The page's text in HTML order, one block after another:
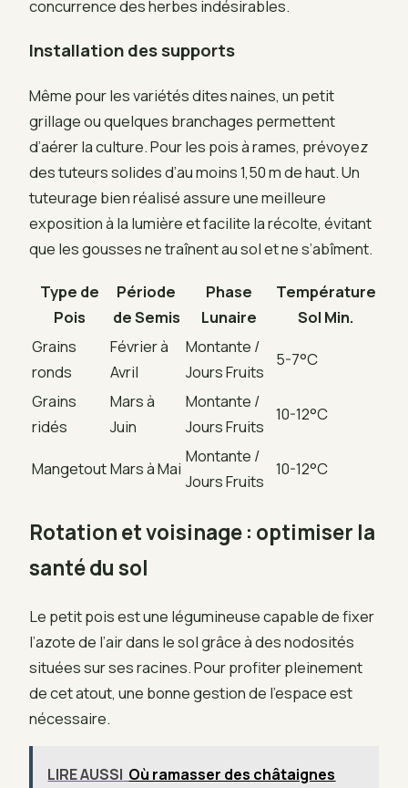
concurrence des herbes indésirables.
Installation des supports
Même pour les variétés dites naines, un petit
grillage ou quelques branchages permettent
d’aérer la culture. Pour les pois à rames, prévoyez
des tuteurs solides d’au moins 1,50 m de haut. Un
tuteurage bien réalisé assure une meilleure
exposition à la lumière et facilite la récolte, évitant
que les gousses ne traînent au sol et ne s’abîment.
Type de
Pois
Période
de Semis
Phase
Lunaire
Température
Sol Min.
Grains
ronds
Février à
Avril
Montante /
Jours Fruits
5-7°C
Grains
ridés
Mars à
Juin
Montante /
Jours Fruits
10-12°C
MangetoutMars à Mai
Montante /
Jours Fruits
10-12°C
Rotation et voisinage : optimiser la
santé du sol
Le petit pois est une légumineuse capable de fixer
l’azote de l’air dans le sol grâce à des nodosités
situées sur ses racines. Pour profiter pleinement
de cet atout, une bonne gestion de l’espace est
nécessaire.
LIRE AUSSI Où ramasser des châtaignes